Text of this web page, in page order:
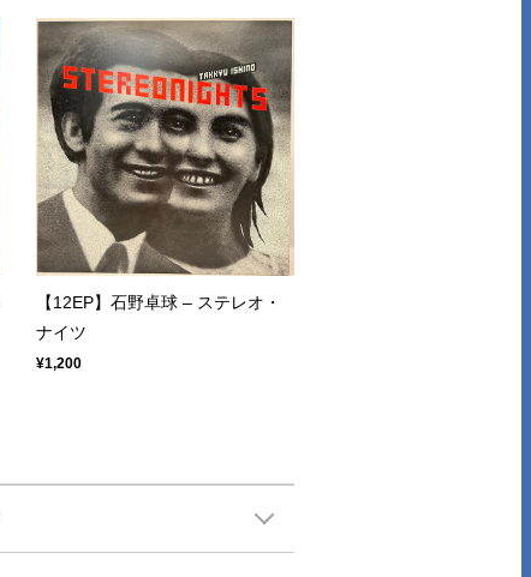
【12EP】石野卓球 – ステレオ・
ナイツ
¥1,200